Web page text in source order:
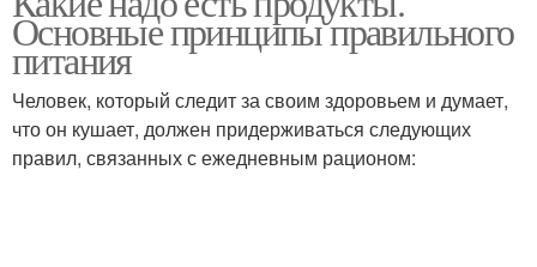
Основные принципы правильного
питания
Человек, который следит за своим здоровьем и думает,
что он кушает, должен придерживаться следующих
правил, связанных с ежедневным рационом: